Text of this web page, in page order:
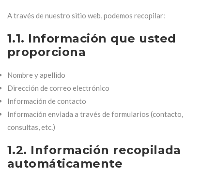
A través de nuestro sitio web, podemos recopilar:
1.1. Información que usted
proporciona
Nombre y apellido
Dirección de correo electrónico
Información de contacto
Información enviada a través de formularios (contacto,
consultas, etc.)
1.2. Información recopilada
automáticamente